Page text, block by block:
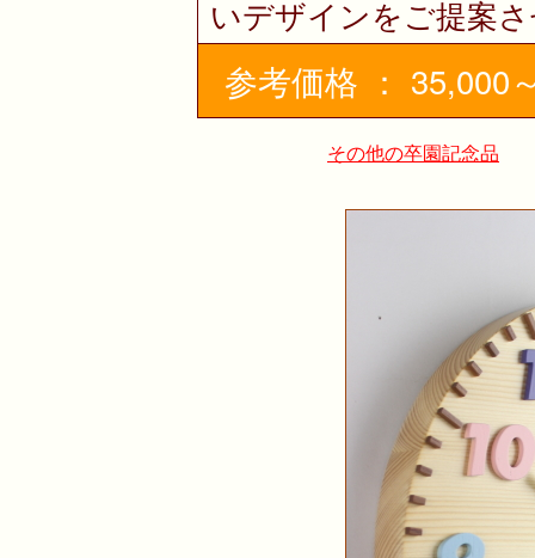
いデザインをご提案
参考価格 ： 35,000
その他の卒園記念品